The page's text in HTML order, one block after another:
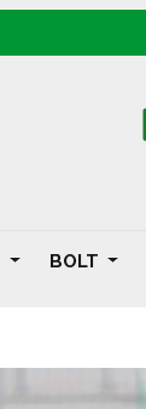
BOLT